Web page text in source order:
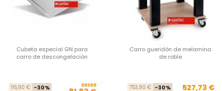
Cubeta especial GN para
carro de descongelación
Precio base
116,90 € -30% Precio
DESDE
Carro gueridón de melamina
de roble
753,90 € -30% 527,73 €